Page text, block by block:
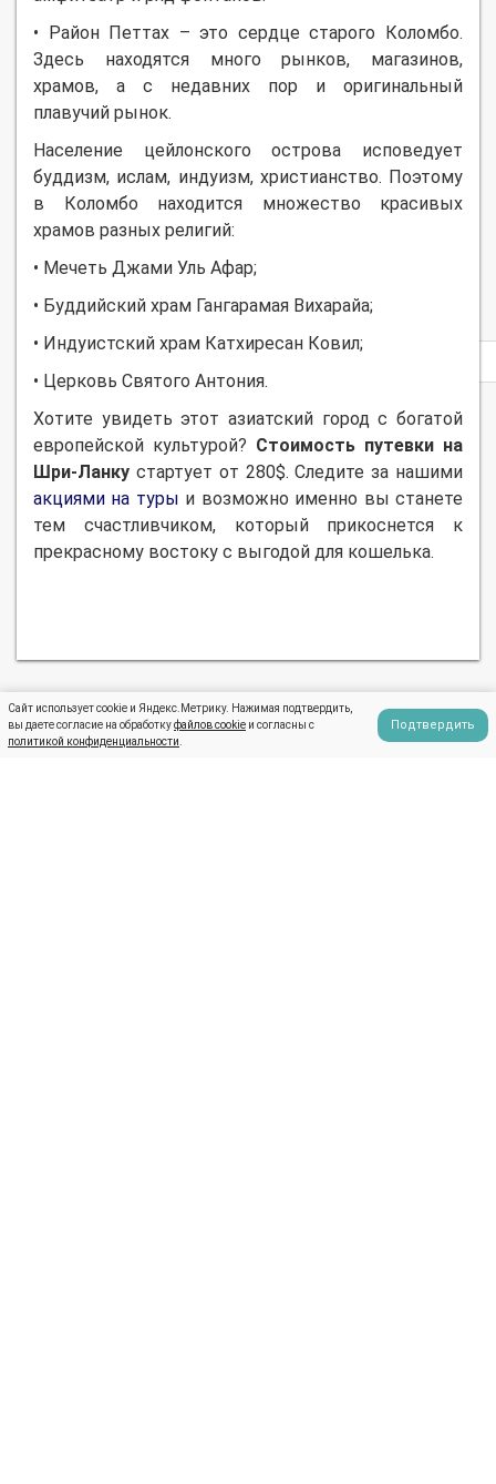
• Район Петтах – это сердце старого Коломбо.
Здесь находятся много рынков, магазинов,
храмов, а с недавних пор и оригинальный
плавучий рынок.
Население цейлонского острова исповедует
буддизм, ислам, индуизм, христианство. Поэтому
в Коломбо находится множество красивых
храмов разных религий:
• Мечеть Джами Уль Афар;
• Буддийский храм Гангарамая Вихарайа;
• Индуистский храм Катхиресан Ковил;
• Церковь Святого Антония.
Хотите увидеть этот азиатский город с богатой
европейской культурой? Стоимость путевки на
Шри-Ланку стартует от 280$. Следите за нашими
акциями на туры и возможно именно вы станете
тем счастливчиком, который прикоснется к
прекрасному востоку с выгодой для кошелька.
Предыдущая запись Следующая запись
Сайт использует cookie и Яндекс.Метрику. Нажимая подтвердить,
вы даете согласие на обработкуфайлов cookie и согласны с
политикой конфиденциальности
Подтвердить